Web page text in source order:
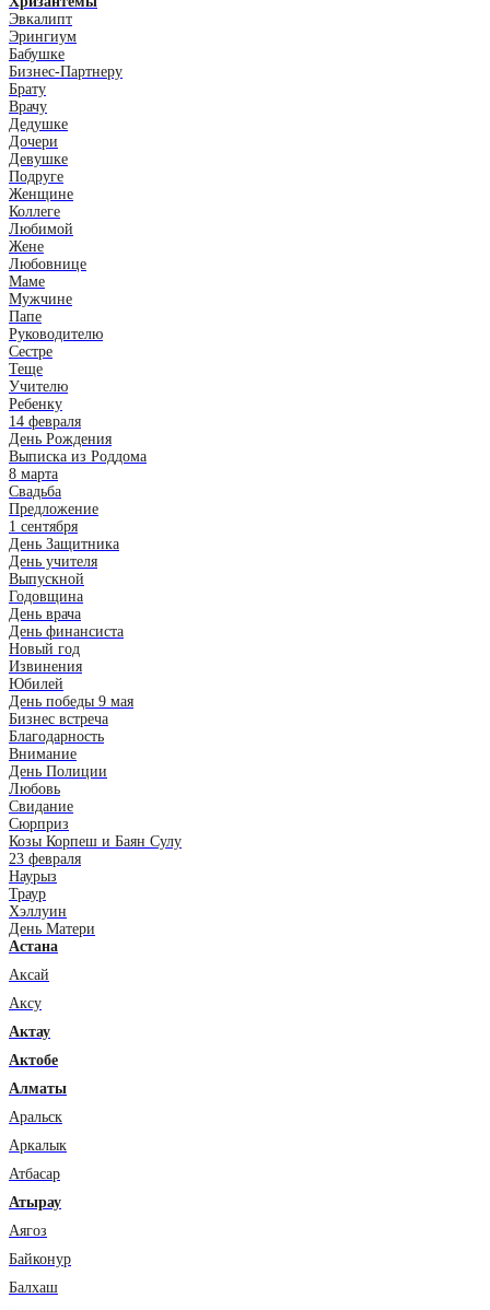
Эвкалипт
Эрингиум
Бабушке
Бизнес-Партнеру
Брату
Врачу
Дедушке
Дочери
Девушке
Подруге
Женщине
Коллеге
Любимой
Жене
Любовнице
Маме
Мужчине
Папе
Руководителю
Сестре
Теще
Учителю
Ребенку
14 февраля
День Рождения
Выписка из Роддома
8 марта
Свадьба
Предложение
1 сентября
День Защитника
День учителя
Выпускной
Годовщина
День врача
День финансиста
Новый год
Извинения
Юбилей
День победы 9 мая
Бизнес встреча
Благодарность
Внимание
День Полиции
Любовь
Свидание
Сюрприз
Козы Корпеш и Баян Сулу
23 февраля
Наурыз
Траур
Хэллуин
День Матери
Астана
Аксай
Аксу
Актау
Актобе
Алматы
Аральск
Аркалык
Атбасар
Атырау
Аягоз
Байконур
Балхаш